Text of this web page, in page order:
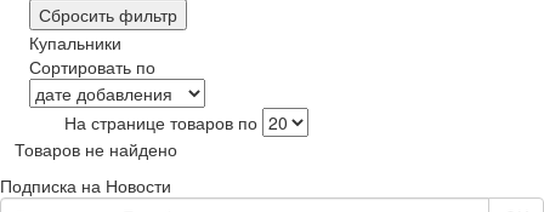
Сбросить фильтр
Купальники
Сортировать по
На странице товаров по
Товаров не найдено
Подписка на Новости